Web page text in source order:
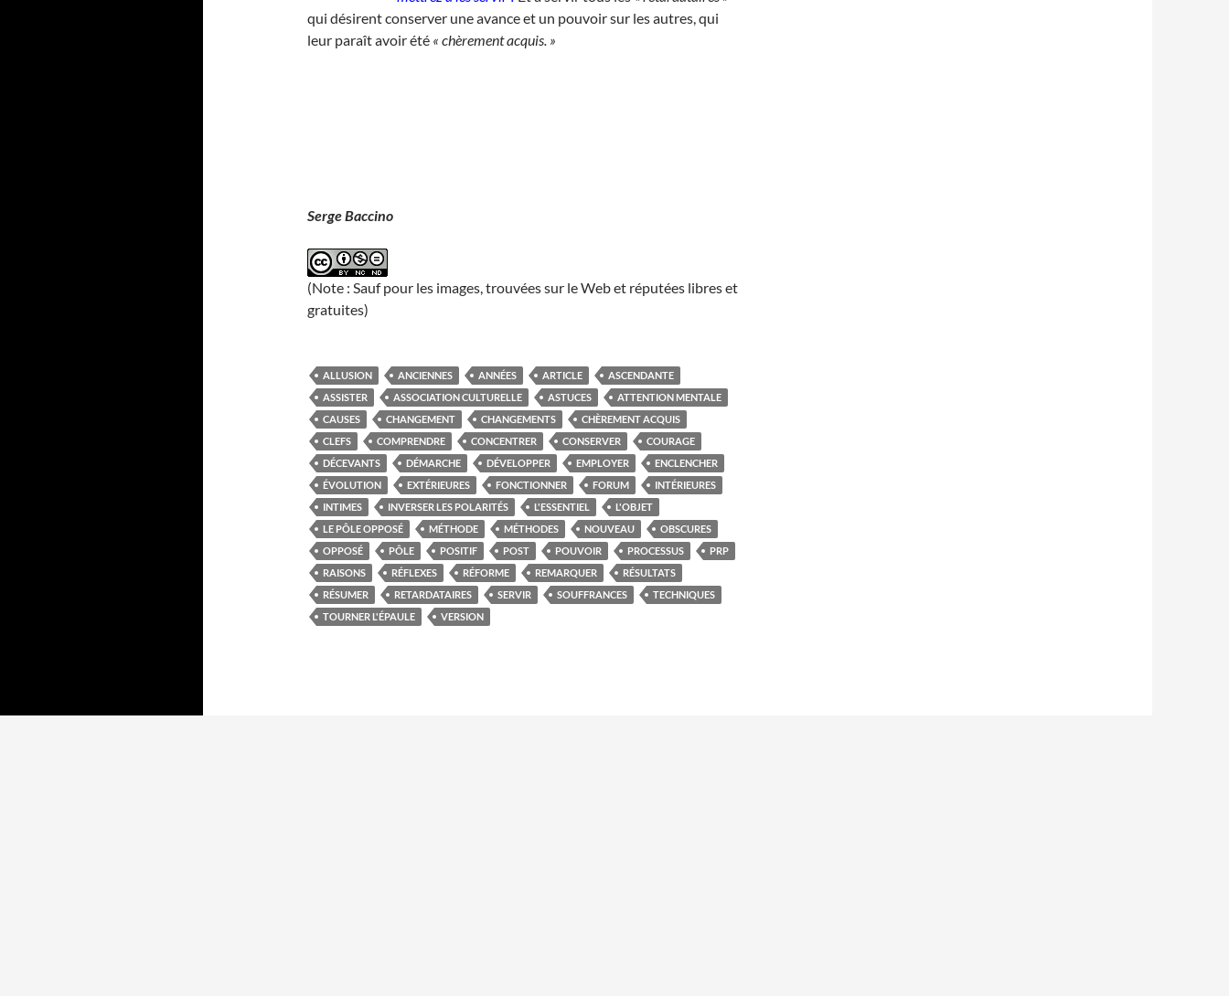
qui désirent conserver une avance et un pouvoir sur les autres, qui
leur paraît avoir été « chèrement acquis. »
Serge Baccino
(Note : Sauf pour les images, trouvées sur le Web et réputées libres et
gratuites)
ALLUSION ANCIENNES ANNÉES ARTICLE
ASCENDANTE
ASSISTER
ASSOCIATION CULTURELLE ASTUCES
ATTENTION MENTALE
CAUSES
CHANGEMENT CHANGEMENTS
CHÈREMENT ACQUIS
CLEFS
COMPRENDRE CONCENTRER CONSERVER
COURAGE
DÉCEVANTS
DÉMARCHE DÉVELOPPER EMPLOYER
ENCLENCHER
ÉVOLUTION
EXTÉRIEURES FONCTIONNER FORUM
INTÉRIEURES
INTIMES
INVERSER LES POLARITÉS L'ESSENTIEL
L'OBJET
LE PÔLE OPPOSÉ
MÉTHODE MÉTHODES NOUVEAU
OBSCURES
OPPOSÉ
PÔLE POSITIF POST POUVOIR PROCESSUS
PRP
RAISONS
RÉFLEXES RÉFORME REMARQUER
RÉSULTATS
RÉSUMER
RETARDATAIRES SERVIR SOUFFRANCES
TECHNIQUES
TOURNER L'ÉPAULE
VERSION